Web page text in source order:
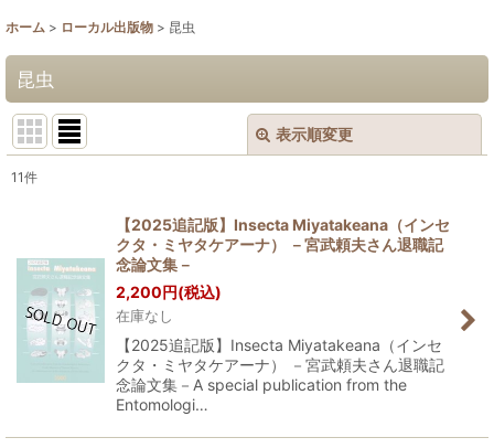
ホーム > ローカル出版物 > 昆虫
昆虫
表示順変更
並び順:
11件
【2025追記版】Insecta Miyatakeana（インセ
クタ・ミヤタケアーナ） －宮武頼夫さん退職記
念論文集－
2,200円(税込)
在庫なし
【2025追記版】Insecta Miyatakeana（インセ
クタ・ミヤタケアーナ） －宮武頼夫さん退職記
念論文集－A special publication from the
Entomologi…